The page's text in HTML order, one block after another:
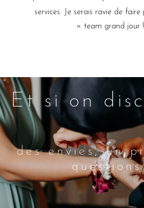
services. Je serais ravie de
« team grand jour
Et si on
des envies, un